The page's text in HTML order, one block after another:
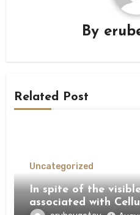
By
Related Post
Uncategorized
In spite of the
associated with